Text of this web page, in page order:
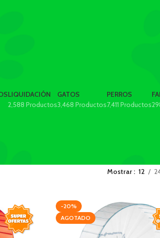
LIQUIDACIÓN
2,588 Productos
GATOS
3,468 Productos
PERROS
7,411 Productos
Mostrar 12
-20%
AGOTADO